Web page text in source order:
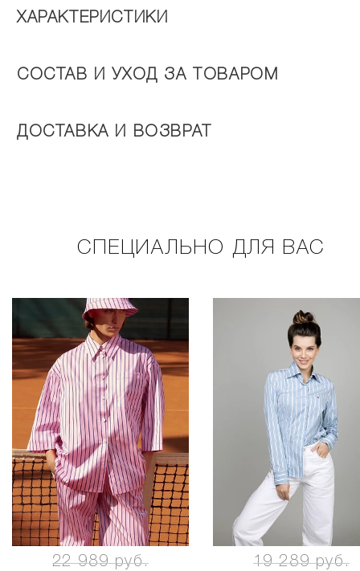
ХАРАКТЕРИСТИКИ
СОСТАВ И УХОД ЗА ТОВАРОМ
ДОСТАВКА И ВОЗВРАТ
СПЕЦИАЛЬНО ДЛЯ ВАС
22 989 руб.
19 289 руб.